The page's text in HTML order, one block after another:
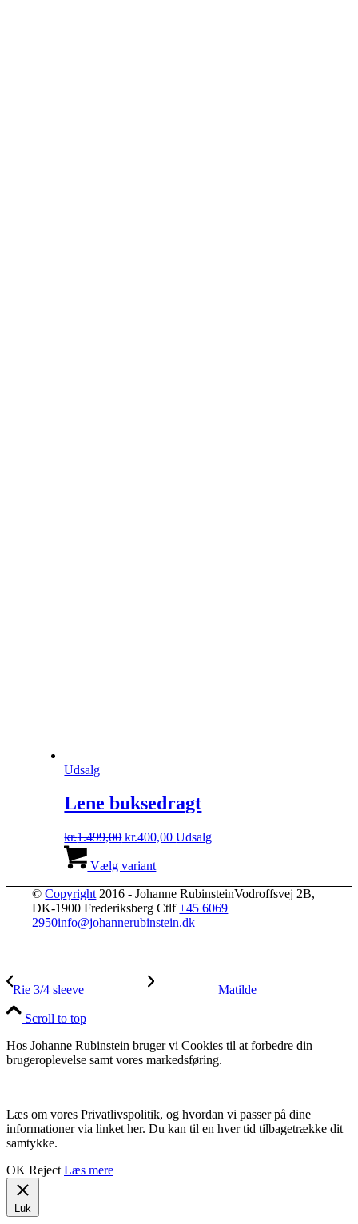
Udsalg
Lene buksedragt
kr.1.499,00 Den
pris
kr.1.499,00.
kr.400,00Den
kr.400,00.
Udsalg
Vælg variantvare
flere
varianter.
Mulighederne
©Copyright 2016 - Johanne RubinsteinVodroffsvej 2B,
DK-1900 Frederiksberg Ctlf+45 6069
2950info@johannerubinstein.dk
Rie 3/4 sleeve Matilde
Scroll to top
Hos Johanne Rubinstein bruger vi Cookies til at forbedre din
brugeroplevelse samt vores markedsføring.
Læs om vores Privatlivspolitik, og hvordan vi passer på dine
informationer via linket her. Du kan til en hver tid tilbagetrække dit
samtykke.
OK Reject Læs mere
Luk